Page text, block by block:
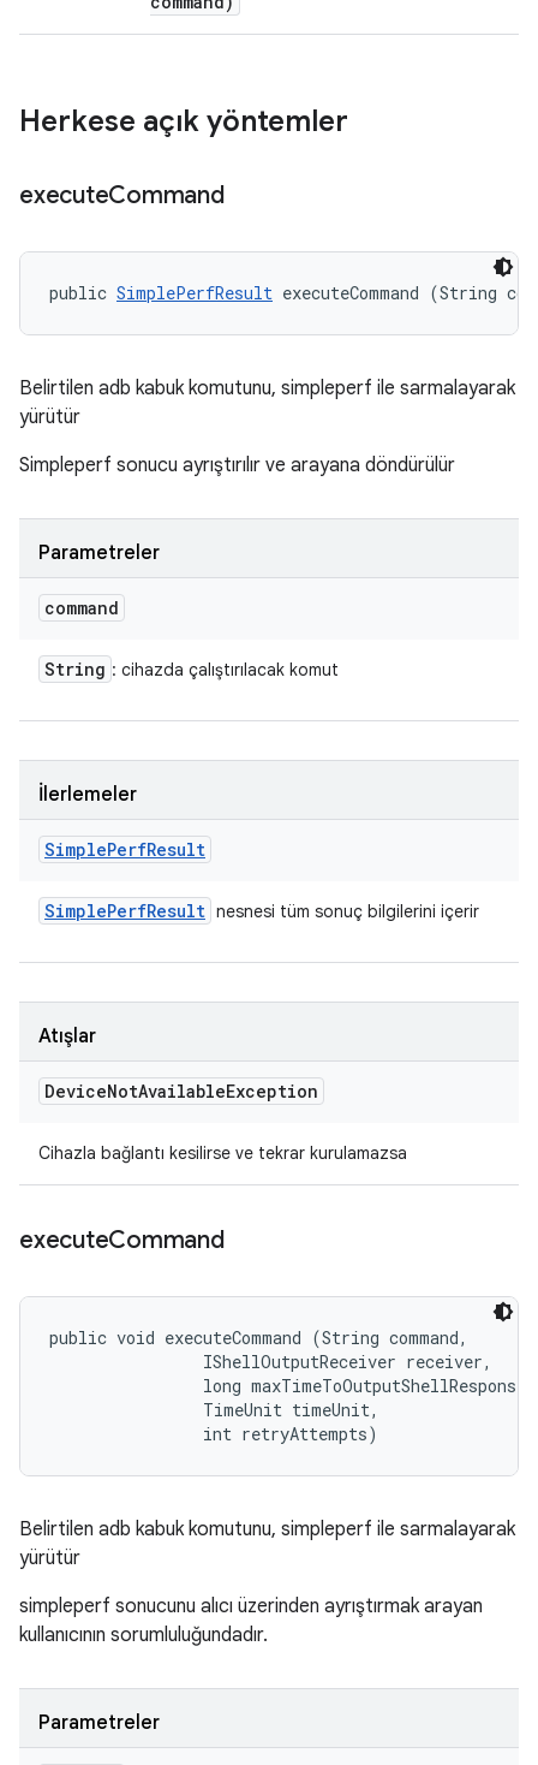
Herkese açık yöntemler
executeCommand
public SimplePerfResult executeCommand (String
Belirtilen adb kabuk komutunu, simpleperf ile sarmalayarak
yürütür
Simpleperf sonucu ayrıştırılır ve arayana döndürülür
Parametreler
command
String : cihazda çalıştırılacak komut
İlerlemeler
SimplePerfResult
SimplePerfResult nesnesi tüm sonuç bilgilerini içerir
Atışlar
DeviceNotAvailableException
Cihazla bağlantı kesilirse ve tekrar kurulamazsa
executeCommand
public void executeCommand (String command,
                IShellOutputReceiver receiver,
long
                TimeUnit timeUnit,
                int retryAttempts)
Belirtilen adb kabuk komutunu, simpleperf ile sarmalayarak
yürütür
simpleperf sonucunu alıcı üzerinden ayrıştırmak arayan
kullanıcının sorumluluğundadır.
Parametreler